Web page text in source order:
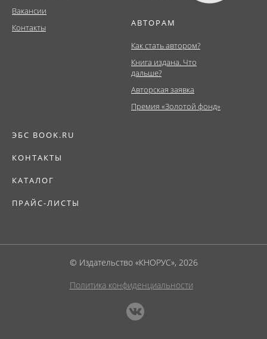
Вакансии
Контакты
АВТОРАМ
Как стать автором?
Книга издана. Что
дальше?
Авторская заявка
Премия «Золотой фонд»
ЭБС BOOK.RU
КОНТАКТЫ
КАТАЛОГ
ПРАЙС-ЛИСТЫ
© Издательство «КНОРУС», 2026
Политика конфиденциальности